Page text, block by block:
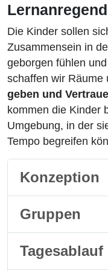
Die Kinder sollen
Zusammensein in
geborgen fühlen
schaffen wir Räume
geben und
kommen die Kinder
Umgebung, in der
Tempo begreifen
Konzeption
Gruppen
Tagesablauf